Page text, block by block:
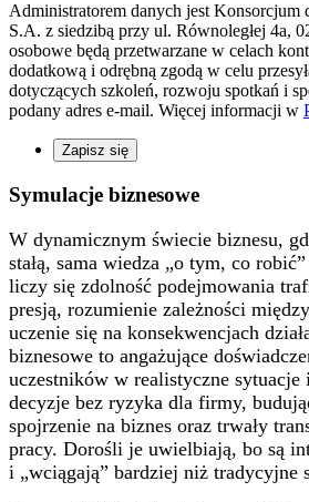
Administratorem danych jest Konsorcjum
S.A. z siedzibą przy ul. Równoległej 4a,
osobowe będą przetwarzane w celach
dodatkową i odrębną zgodą w celu
dotyczących szkoleń, rozwoju spotkań i
podany adres e-mail. Więcej informacji w
Zapisz się
Symulacje biznesowe
W dynamicznym świecie biznesu,
stałą, sama wiedza „o tym, co
liczy się zdolność podejmowania
presją, rozumienie zależności
uczenie się na konsekwencjach
biznesowe to angażujące
uczestników w realistyczne
decyzje bez ryzyka dla firmy,
spojrzenie na biznes oraz trwały
pracy. Dorośli je uwielbiają, bo są
i „wciągają” bardziej niż tradycyjne